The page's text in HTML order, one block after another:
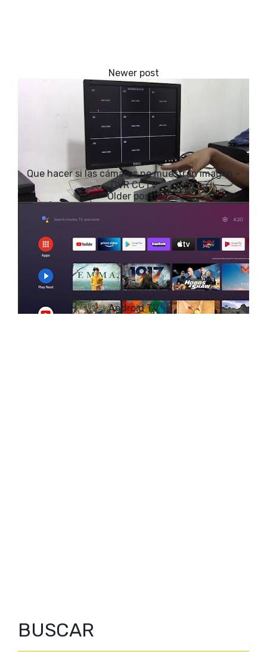
Que hacer si las cámaras no muestran imagen -
DVR CCTV
Cómo apagar por completo o reiniciar tu TV con
Android TV
BUSCAR